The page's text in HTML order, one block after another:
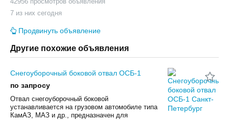
7 из них сегодня
Продвинуть объявление
Другие похожие объявления
Снегоуборочный боковой отвал ОСБ-1
по запросу
Отвал снегоуборочный боковой
устанавливается на грузовом автомобиле типа
КамАЗ, МАЗ и др., предназначен для